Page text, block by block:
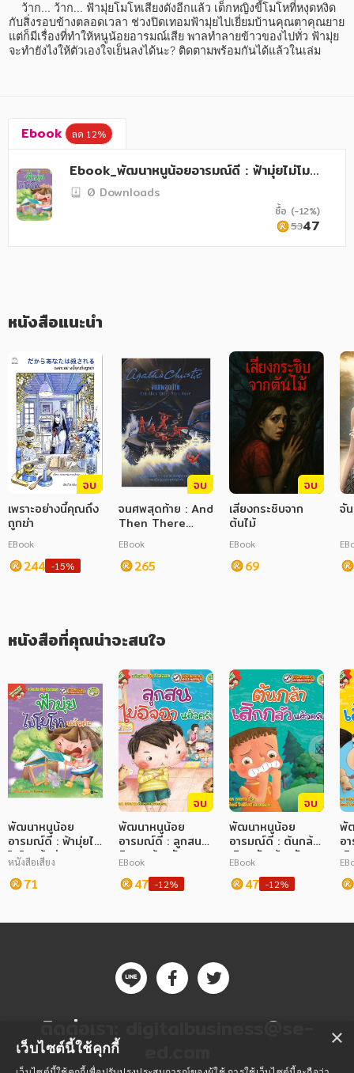
อาหาร สุขภาพ การแพทย์
ศิลปะ บันเทิง กีฬา ท่องเที่ยว
กฎหมาย สัญญา ภาษี
การเงิน การลงทุน บริหาร
นิตยสาร หนังสือพิมพ์
การเรียน การศึกษา
เทคโนโลยี การสื่อสาร วิทยาศาสตร์
ภาษาศาสตร์
หนังสือเด็ก
การพัฒนาตนเอง
ความรู้ทั่วไป
การ์ตูนความรู้ การ์ตูน
การ์ตูนมังงะ (Manga)
ว้าก... ว้าก... ฟ้ามุ่ยโมโหเสียงดังอีกแล้ว เด็กหญิงขี้โมโหที่หงุดหงิด
กับสิ่งรอบข้างตลอดเวลา ช่วงปิดเทอมฟ้ามุ่ยไปเยี่ยมบ้านคุณตาคุณยาย
แต่ก็มีเรื่องที่ทำให้หนูน้อยอารมณ์เสีย พาลทำลายข้าวของไปทั่ว ฟ้ามุ่ย
จะทำยังไงให้ตัวเองใจเย็นลงได้นะ? ติดตามพร้อมกันได้แล้วในเล่ม
Ebook ลด 12%
Ebook_พัฒนาหนูน้อยอารมณ์ดี : ฟ้ามุ่ยไม่โมโ
หแล้วค่ะ
0 Downloads
ซื้อ (-12%)
5347
หนังสือแนะนำ
จบ
เพราะอย่างนี้คุณถึง
ถูกฆ่า
EBook
244 -15%
จบ
จนศพสุดท้าย : And
Then There
Were None
EBook
265
จบ
เสียงกระซิบจาก
ต้นไม้
EBook
69
จั
หนังสือที่คุณน่าจะสนใจ
พัฒนาหนูน้อย
อารมณ์ดี : ฟ้ามุ่ยไม่
โมโหแล้วค่ะ
หนังสือเสียง
71
จบ
พัฒนาหนูน้อย
อารมณ์ดี : ลูกสนไม่
อิจฉาแล้วครับ
EBook
47 -12%
จบ
พัฒนาหนูน้อย
อารมณ์ดี : ต้นกล้า
เลิกกลัวแล้วครับ
EBook
47 -12%
พั
อ
เ
ติดต่อเรา: digitalbusiness@se- ×
เว็บไซต์นี้ใช้คุกกี้